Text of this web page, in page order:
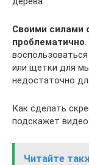
Своими силами
проблематично
или щетки для
недостаточно
Как сделать
подскажет видео:
Читайте